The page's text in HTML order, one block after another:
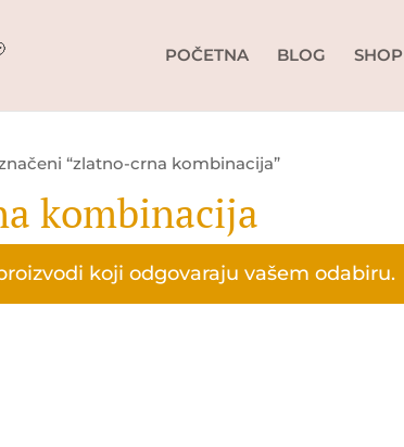
POČETNA BLOG SHOP
“zlatno-crna kombinacija”
kombinacija
koji odgovaraju vašem odabiru.